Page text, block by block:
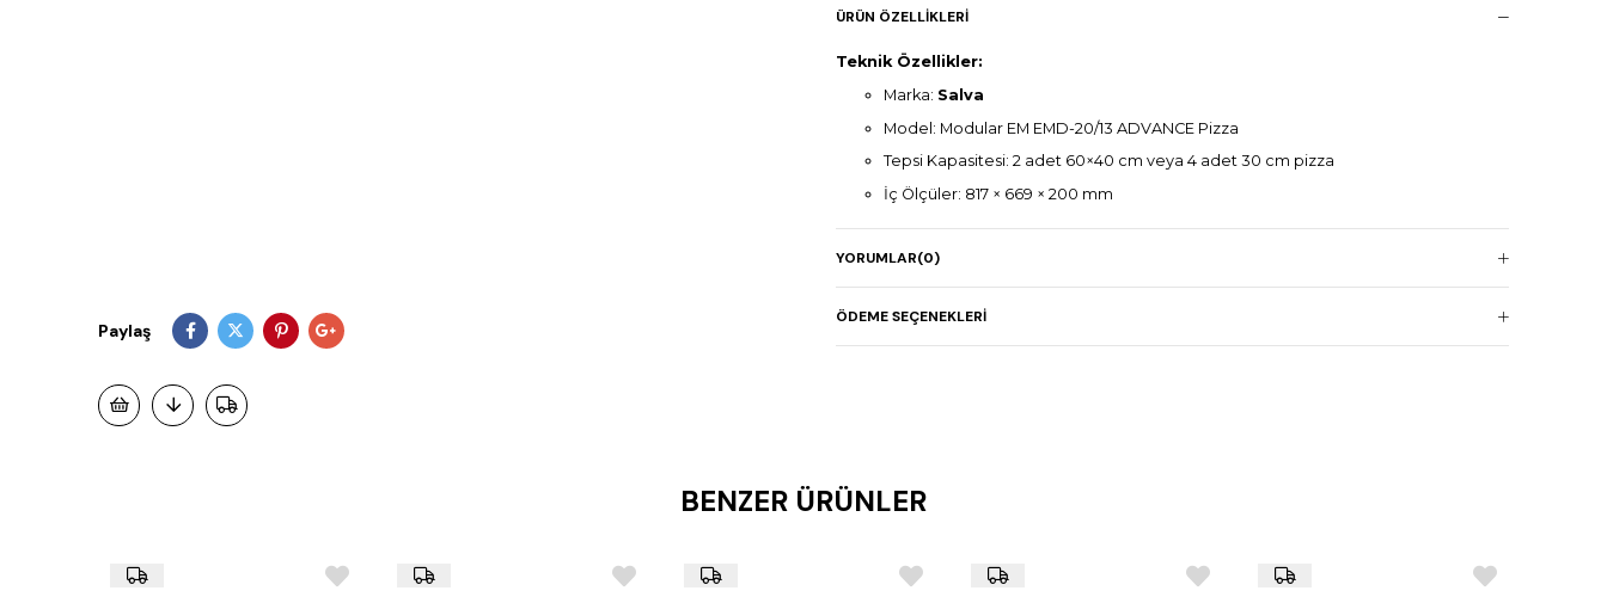
Paylaş
ÜRÜN ÖZELLIKLERI
Teknik Özellikler:
Marka: Salva
Model: Modular EM EMD-20/13 ADVANCE Pizza
Tepsi Kapasitesi: 2 adet 60×40 cm veya 4 adet 30 cm pizza
İç Ölçüler: 817 × 669 × 200 mm
Güç: 6,2 kW
Ağırlık: 140 kg
Boyutlar: 1317 × 1073 × 315 mm
YORUMLAR(0)
ÖDEME SEÇENEKLERI
BENZER ÜRÜNLER